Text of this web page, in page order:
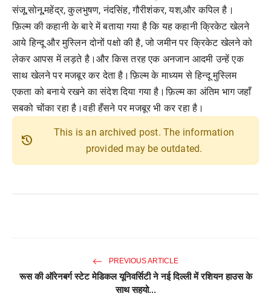
संजू,सोनू,महेंद्र, कुलभुषण, नंदसिंह, गौरीशंकर, यश,और कपिल है।
फ़िल्म की कहानी के बारे में बताया गया है कि यह कहानी क्रिकेट खेलने
आये हिन्दू और मुस्लिन दोनों पक्षो की है, जो जमीन पर क्रिकेट खेलने को
लेकर आपस में लड़ते है।और किस तरह एक अनजान आदमी उन्हें एक
साथ खेलने पर मजबूर कर देता है।फ़िल्म के माध्यम से हिन्दू मुस्लिम
एकता को बनाये रखने का संदेश दिया गया है।फ़िल्म का अंतिम भाग जहाँ
सबको चोंका रहा है।वही हँसने पर मजबूर भी कर रहा है।
history
This is an archived post. The information
provided may be outdated.
PREVIOUS ARTICLE
रूस की ऑरेनबर्ग स्टेट मेडिकल यूनिवर्सिटी ने नई दिल्ली में रशियन हाउस के
साथ सहयो...